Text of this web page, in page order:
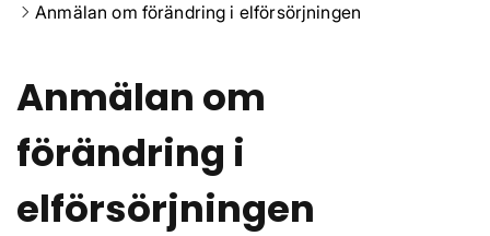
Anmälan om förändring i elförsörjningen
Anmälan om
förändring i
elförsörjningen